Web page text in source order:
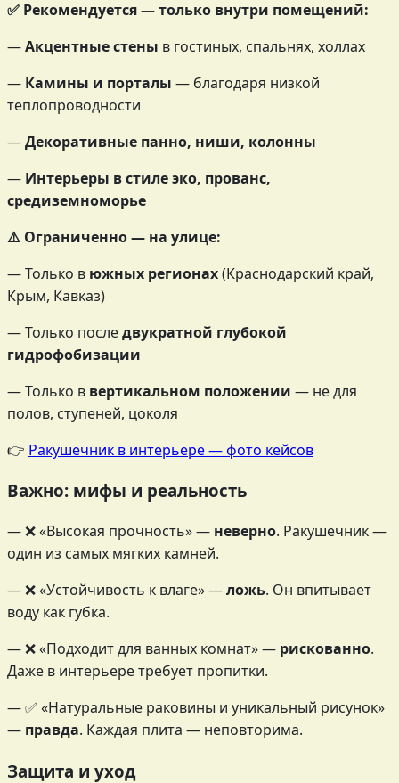
✅ Рекомендуется — только внутри помещений:
—Акцентные стены в гостиных, спальнях, холлах
— Камины и порталы — благодаря низкой
теплопроводности
—Декоративные панно, ниши, колонны
— Интерьеры в стиле эко, прованс,
средиземноморье
⚠️ Ограниченно — на улице:
— Только в южных регионах(Краснодарский край,
Крым, Кавказ)
— Только последвукратной глубокой
гидрофобизации
— Только в вертикальном положении — не для
полов, ступеней, цоколя
👉 Ракушечник в интерьере — фото кейсов
Важно: мифы и реальность
— ❌ «Высокая прочность» — неверно. Ракушечник —
один из самых мягких камней.
— ❌ «Устойчивость к влаге» —ложь. Он впитывает
воду как губка.
— ❌ «Подходит для ванных комнат» — рискованно.
Даже в интерьере требует пропитки.
— ✅ «Натуральные раковины и уникальный рисунок»
— правда. Каждая плита — неповторима.
Защита и уход